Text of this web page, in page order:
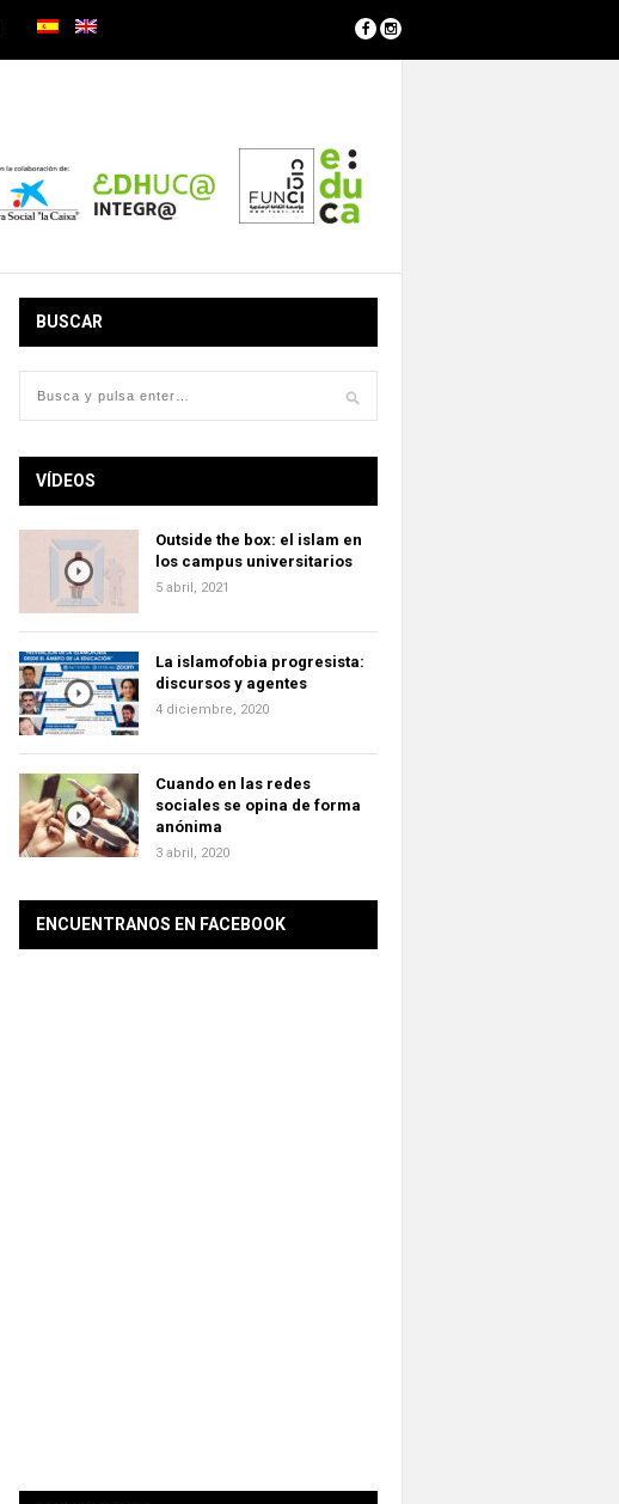
BUSCAR
VÍDEOS
Outside the box: el islam en
los campus universitarios
5 abril, 2021
La islamofobia progresista:
discursos y agentes
4 diciembre, 2020
Cuando en las redes
sociales se opina de forma
anónima
3 abril, 2020
ENCUENTRANOS EN FACEBOOK